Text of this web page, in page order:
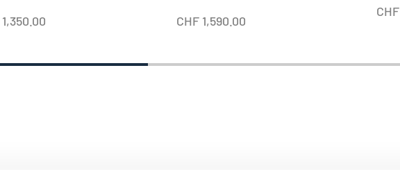
1,350.00 CHF 1,590.00
CHF